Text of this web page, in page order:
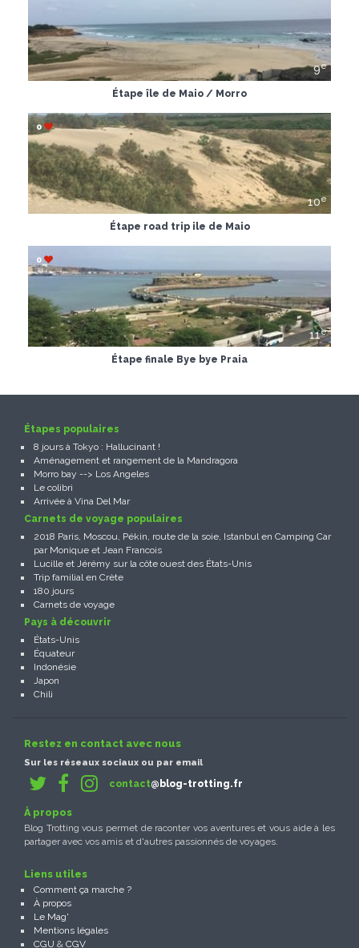
9e
Étape île de Maio / Morro
10e
0
Étape road trip ile de Maio
11e
0
Étape finale Bye bye Praia
Étapes populaires
8 jours à Tokyo : Hallucinant !
Aménagement et rangement de la Mandragora
Morro bay --> Los Angeles
Le colibri
Arrivée à Vina Del Mar
Carnets de voyage populaires
2018 Paris, Moscou, Pékin, route de la soie, Istanbul en Camping Car
par Monique et Jean Francois
Lucille et Jérémy sur la côte ouest des États-Unis
Trip familial en Crète
180 jours
Carnets de voyage
Pays à découvrir
États-Unis
Équateur
Indonésie
Japon
Chili
Restez en contact avec nous
Sur les réseaux sociaux ou par email
contact@blog-trotting.fr
À propos
Blog Trotting vous permet de raconter vos aventures et vous aide à les
partager avec vos amis et d'autres passionnés de voyages.
Liens utiles
Comment ça marche ?
À propos
Le Mag'
Mentions légales
CGU & CGV